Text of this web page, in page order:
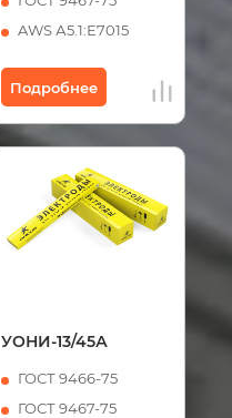
AWS А5.1:Е7015
Подробнее
УОНИ-13/45А
ГОСТ 9466-75
ГОСТ 9467-75